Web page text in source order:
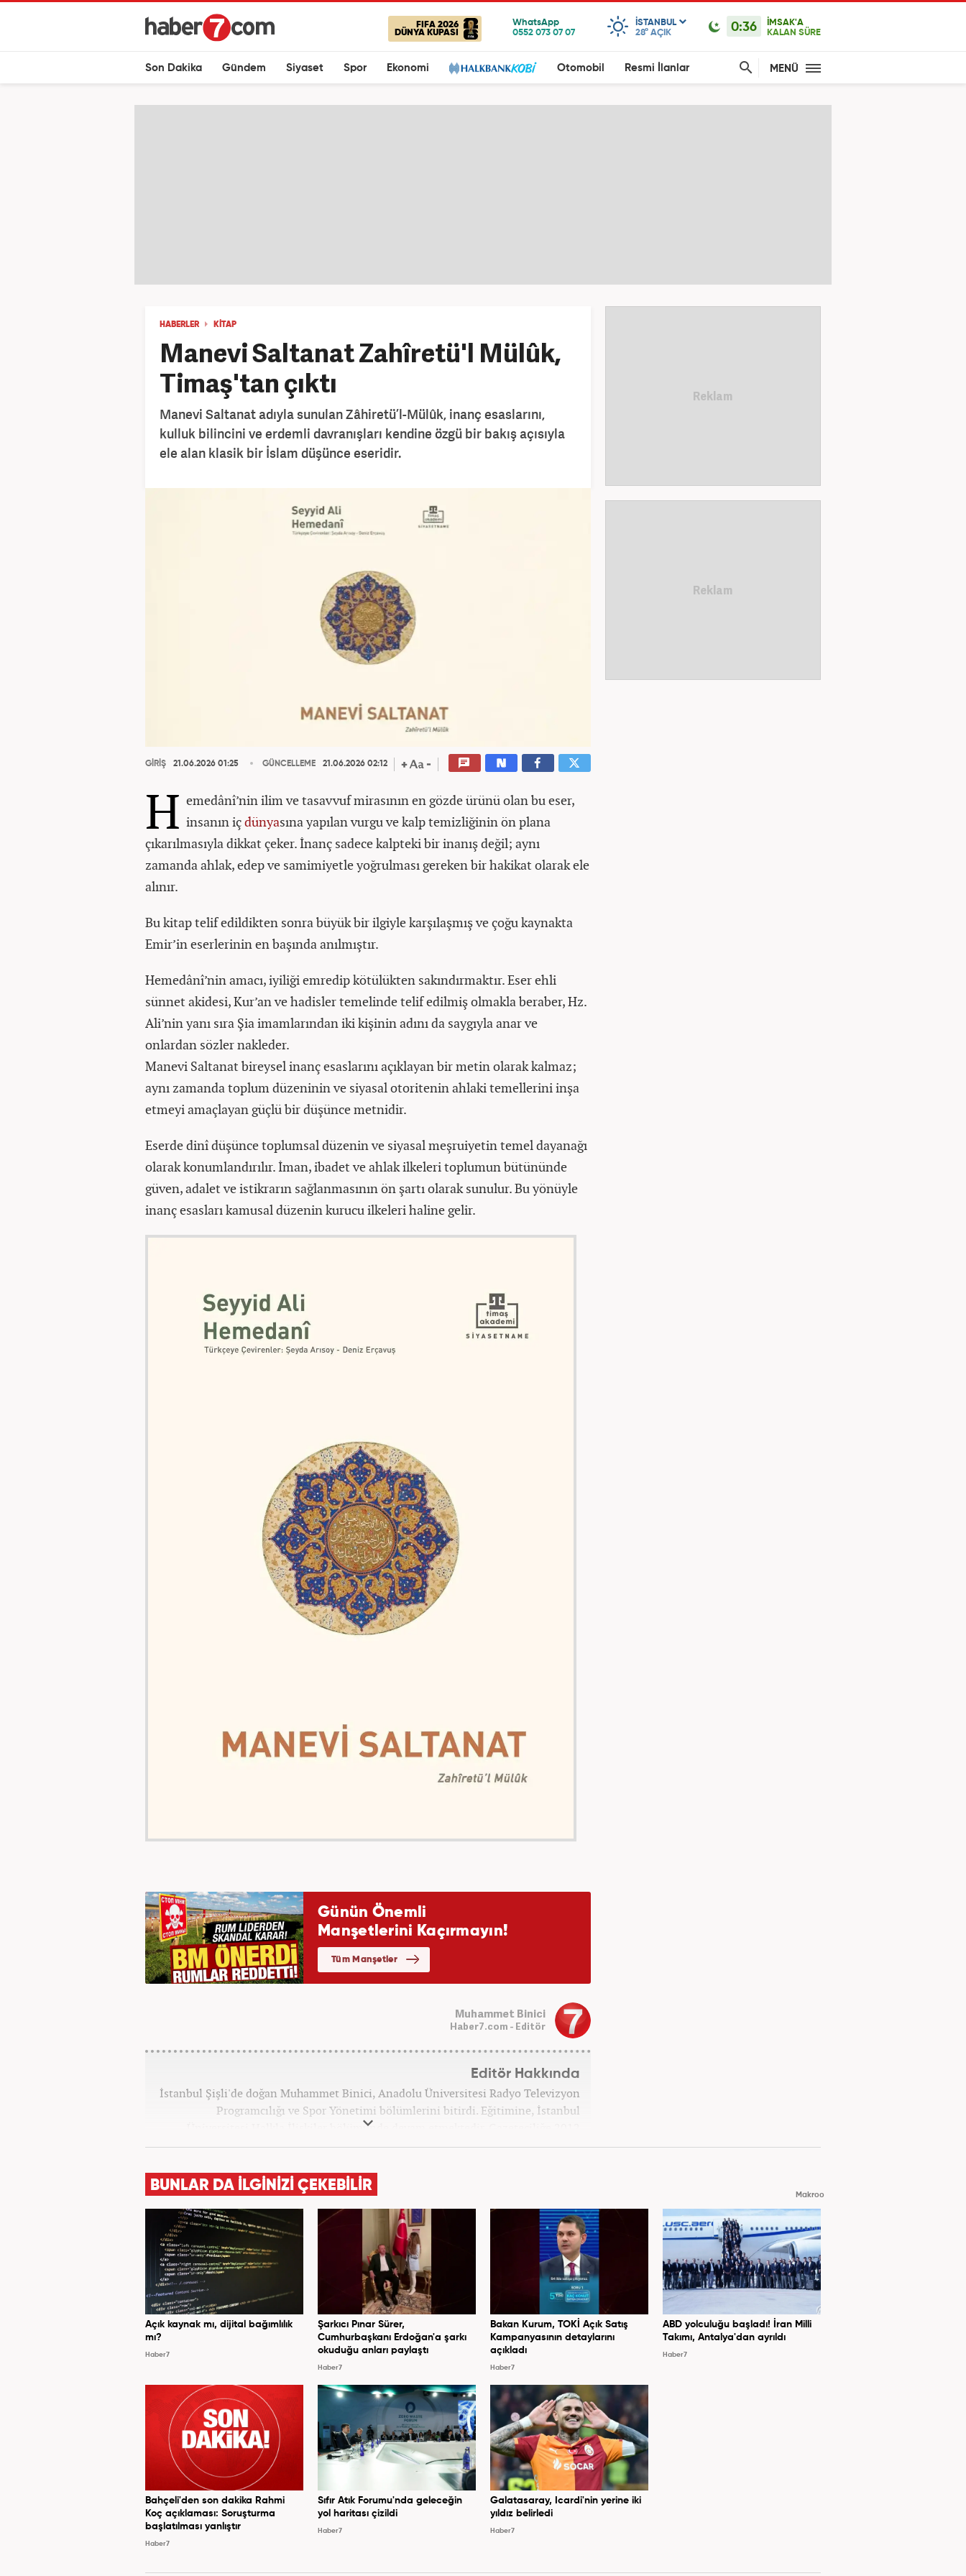
FIFA 2026
DÜNYA KUPASI
ISTANBUL
28° AÇIK 0:36
İMSAK'A
KALAN SÜRE
Son Dakika Gündem Siyaset Spor Ekonomi Otomobil Resmi İlanlar MENÜ
HABERLER KİTAP
Manevi Saltanat Zahîretü'l Mülûk,
Timaş'tan çıktı
Manevi Saltanat adıyla sunulan Zâhiretü’l-Mülûk, inanç esaslarını,
kulluk bilincini ve erdemli davranışları kendine özgü bir bakış açısıyla
ele alan klasik bir İslam düşünce eseridir.
GİRİŞ 21.06.2026 01:25 GÜNCELLEME 21.06.2026 02:12
H emedânî’nin ilim ve tasavvuf mirasının en gözde ürünü olan bu eser,
insanın içdünyasına yapılan vurgu ve kalp temizliğinin ön plana
çıkarılmasıyla dikkat çeker. İnanç sadece kalpteki bir inanış değil; aynı
zamanda ahlak, edep ve samimiyetle yoğrulması gereken bir hakikat olarak ele
alınır.
Bu kitap telif edildikten sonra büyük bir ilgiyle karşılaşmış ve çoğu kaynakta
Emir’in eserlerinin en başında anılmıştır.
Hemedânî’nin amacı, iyiliği emredip kötülükten sakındırmaktır. Eser ehli
sünnet akidesi, Kur’an ve hadisler temelinde telif edilmiş olmakla beraber, Hz.
Ali’nin yanı sıra Şia imamlarından iki kişinin adını da saygıyla anar ve
onlardan sözler nakleder.
Manevi Saltanat bireysel inanç esaslarını açıklayan bir metin olarak kalmaz;
aynı zamanda toplum düzeninin ve siyasal otoritenin ahlaki temellerini inşa
etmeyi amaçlayan güçlü bir düşünce metnidir.
Eserde dinî düşünce toplumsal düzenin ve siyasal meşruiyetin temel dayanağı
olarak konumlandırılır. İman, ibadet ve ahlak ilkeleri toplumun bütününde
güven, adalet ve istikrarın sağlanmasının ön şartı olarak sunulur. Bu yönüyle
inanç esasları kamusal düzenin kurucu ilkeleri haline gelir.
Muhammet Binici
Haber7.com - Editör
Editör Hakkında
İstanbul Şişli'de doğan Muhammet Binici, Anadolu Üniversitesi Radyo Televizyon
Programcılığı ve Spor Yönetimi bölümlerini bitirdi. Eğitimine, İstanbul
Üniversitesi Halkla İlişkiler bölümünde devam etmektedir. Gazeteciliğe 2012
yılında yerel haber siteleri ve yerel gazetelerde başladı. Gündem, Magazin
muhabirlik yaptıktan sonra, 2020 Eylül itibariyle Haber7'de 'Gündem Editörü'
BUNLAR DA İLGİNİZİ ÇEKEBİLİR
Makroo
Açık kaynak mı, dijital bağımlılık
mı?
Haber7
Şarkıcı Pınar Sürer,
Cumhurbaşkanı Erdoğan'a şarkı
okuduğu anları paylaştı
Haber7
Bakan Kurum, TOKİ Açık Satış
Kampanyasının detaylarını
açıkladı
Haber7
ABD yolculuğu başladı! İran Milli
Takımı, Antalya'dan ayrıldı
Haber7
Bahçeli'den son dakika Rahmi
Koç açıklaması: Soruşturma
başlatılması yanlıştır
Haber7
Sıfır Atık Forumu'nda geleceğin
yol haritası çizildi
Haber7
Galatasaray, Icardi'nin yerine iki
yıldız belirledi
Haber7